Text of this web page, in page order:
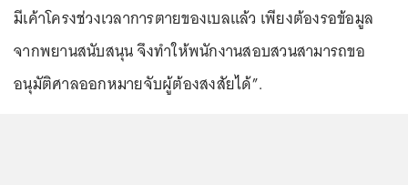
มีเค้าโครงช่วงเวลาการตายของเบลแล้ว เพียงต้องรอข้อมูล
จากพยานสนับสนุน จึงทำให้พนักงานสอบสวนสามารถขอ
อนุมัติศาลออกหมายจับผู้ต้องสงสัยได้”.